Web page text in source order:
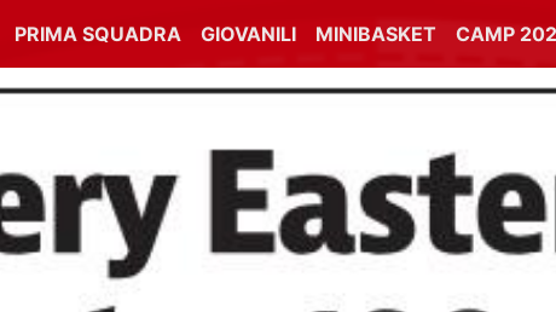
PRIMA SQUADRA GIOVANILI MINIBASKET CAMP